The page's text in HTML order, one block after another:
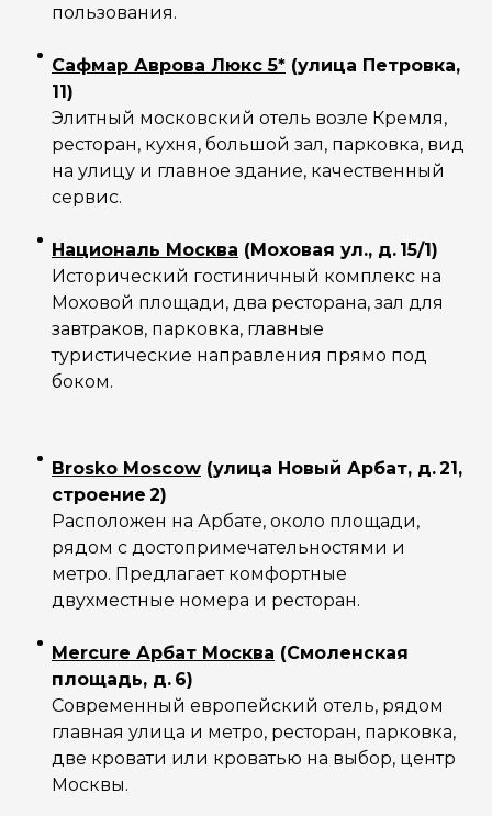
пользования.
Сафмар Аврова Люкс 5* (улица Петровка,
11)
Элитный московский отель возле Кремля,
ресторан, кухня, большой зал, парковка, вид
на улицу и главное здание, качественный
сервис.
Националь Москва (Моховая ул., д. 15/1)
Исторический гостиничный комплекс на
Моховой площади, два ресторана, зал для
завтраков, парковка, главные
туристические направления прямо под
боком.
Brosko Moscow (улица Новый Арбат, д. 21,
строение 2)
Расположен на Арбате, около площади,
рядом с достопримечательностями и
метро. Предлагает комфортные
двухместные номера и ресторан.
Mercure Арбат Москва (Смоленская
площадь, д. 6)
Современный европейский отель, рядом
главная улица и метро, ресторан, парковка,
две кровати или кроватью на выбор, центр
Москвы.